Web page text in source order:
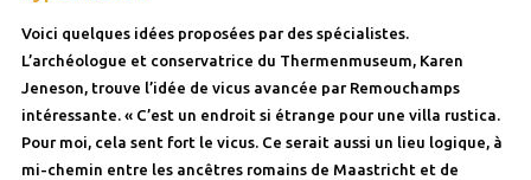
Voici quelques idées proposées par des spécialistes.
L’archéologue et conservatrice du Thermenmuseum, Karen
Jeneson, trouve l’idée de vicus avancée par Remouchamps
intéressante. « C’est un endroit si étrange pour une villa rustica.
Pour moi, cela sent fort le vicus. Ce serait aussi un lieu logique, à
mi-chemin entre les ancêtres romains de Maastricht et de